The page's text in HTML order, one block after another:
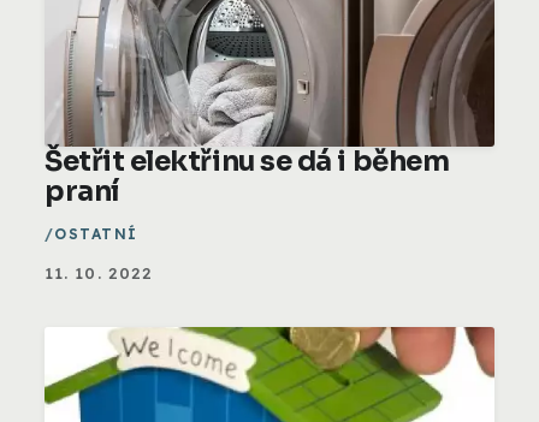
Šetřit elektřinu se dá i během
praní
OSTATNÍ
11. 10. 2022